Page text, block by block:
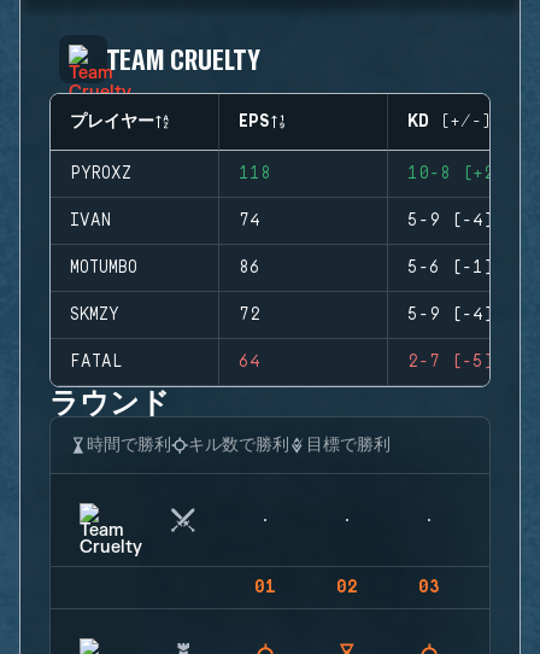
TEAM CRUELTY
プレイヤー EPS KD (+/-)
PYROXZ 118 10-8 (+2)
IVAN 74 5-9 (-4)
MOTUMBO 86 5-6 (-1)
SKMZY 72 5-9 (-4)
FATAL 64 2-7 (-5)
ラウンド
時間で勝利 キル数で勝利 目標で勝利
01 02 03